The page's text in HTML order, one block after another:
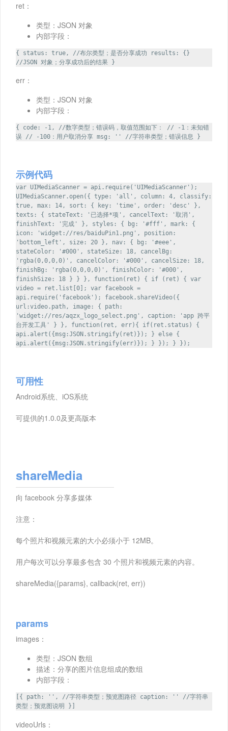
ret：
类型：JSON 对象
内部字段：
{ status: true, //布尔类型；是否分享成功 results: {}
//JSON 对象；分享成功后的结果 }
err：
类型：JSON 对象
内部字段：
{ code: -1, //数字类型；错误码，取值范围如下： // -1：未知错
误 // -100：用户取消分享 msg: '' //字符串类型；错误信息 }
示例代码
var UIMediaScanner = api.require('UIMediaScanner');
UIMediaScanner.open({ type: 'all', column: 4, classify:
true, max: 14, sort: { key: 'time', order: 'desc' },
texts: { stateText: '已选择*项', cancelText: '取消',
finishText: '完成' }, styles: { bg: '#fff', mark: {
icon: 'widget://res/baiduPin1.png', position:
'bottom_left', size: 20 }, nav: { bg: '#eee',
stateColor: '#000', stateSize: 18, cancelBg:
'rgba(0,0,0,0)', cancelColor: '#000', cancelSize: 18,
finishBg: 'rgba(0,0,0,0)', finishColor: '#000',
finishSize: 18 } } }, function(ret) { if (ret) { var
video = ret.list[0]; var facebook =
api.require('facebook'); facebook.shareVideo({
url:video.path, image: { path:
'widget://res/aqzx_logo_select.png', caption: 'app 跨平
台开发工具' } }, function(ret, err){ if(ret.status) {
api.alert({msg:JSON.stringify(ret)}); } else {
api.alert({msg:JSON.stringify(err)}); } }); } });
可用性
Android系统、iOS系统
可提供的1.0.0及更高版本
shareMedia
向 facebook 分享多媒体
注意：
每个照片和视频元素的大小必须小于 12MB。
用户每次可以分享最多包含 30 个照片和视频元素的内容。
shareMedia({params}, callback(ret, err))
params
images：
类型：JSON 数组
描述：分享的图片信息组成的数组
内部字段：
[{ path: '', //字符串类型；预览图路径 caption: '' //字符串
类型；预览图说明 }]
videoUrls：